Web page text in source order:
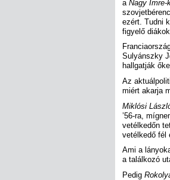
a Nagy Imre-
ezért. Tudni
figyelő
Sulyánszky
hallgatják
Az
miért akarja
Miklósi
’56-ra,
vetélkedőn
vetélkedő fél
Ami a
a találkozó
Pedig